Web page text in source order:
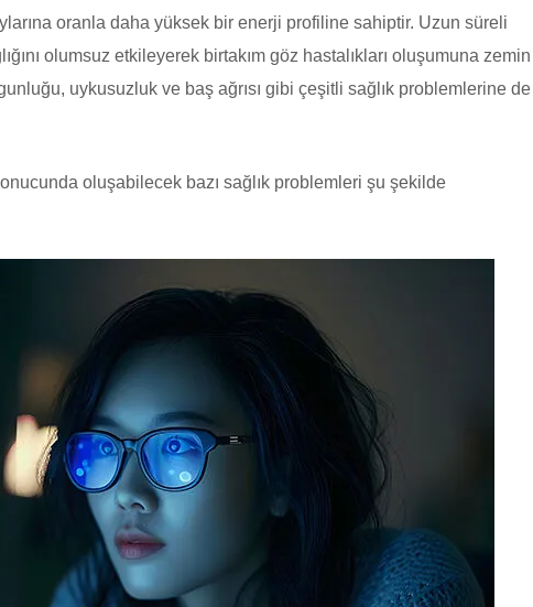
oranla daha yüksek bir enerji profiline sahiptir. Uzun süreli
olumsuz etkileyerek birtakım göz hastalıkları oluşumuna zemin
uykusuzluk ve baş ağrısı gibi çeşitli sağlık problemlerine de
oluşabilecek bazı sağlık problemleri şu şekilde